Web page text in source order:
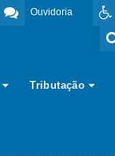
Ouvidoria
Tributação